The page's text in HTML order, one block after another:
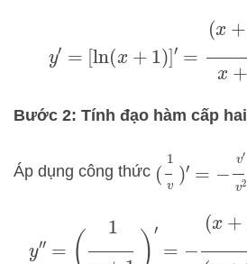
+1 )′x
Bước 2: Tính đạo hàm cấp hai
Áp dụng công thức ( 1v)′ v2
(1 + = − ′(x +1